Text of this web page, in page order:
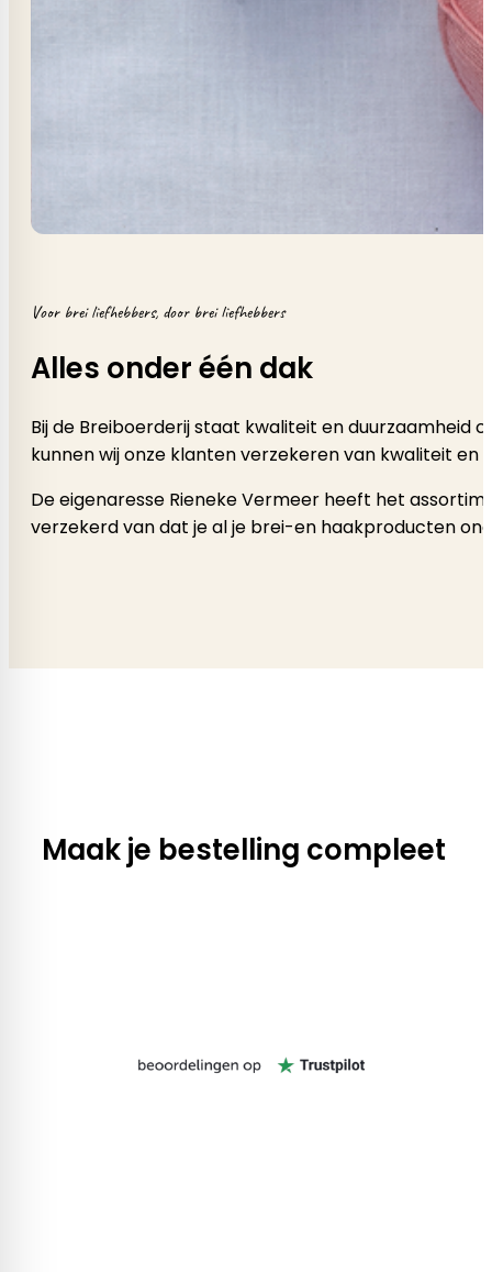
Voor brei liefhebbers, door brei liefhebbers
Alles onder één dak
Bij de Breiboerderij staat kwaliteit en duurzaamheid
kunnen wij onze klanten verzekeren van kwaliteit en
De eigenaresse Rieneke Vermeer heeft het
verzekerd van dat je al je brei-en haakproducten
Maak je bestelling compleet